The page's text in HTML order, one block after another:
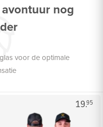
nog
voor de optimale
19.95